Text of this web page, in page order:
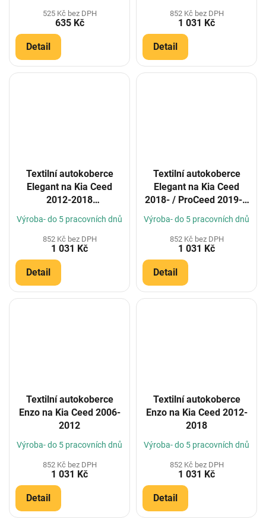
525 Kč bez DPH
635 Kč
Detail
852 Kč bez DPH
1 031 Kč
Detail
Textilní autokoberce
Elegant na Kia Ceed
2012-2018
(Konfigurátor)
Výroba- do 5 pracovních dnů
852 Kč bez DPH
1 031 Kč
Detail
Textilní autokoberce
Elegant na Kia Ceed
2018- / ProCeed 2019- /
X-Ceed 2019-
(Konfigurátor)
Výroba- do 5 pracovních dnů
852 Kč bez DPH
1 031 Kč
Detail
Textilní autokoberce
Enzo na Kia Ceed 2006-
2012
Výroba- do 5 pracovních dnů
852 Kč bez DPH
1 031 Kč
Detail
Textilní autokoberce
Enzo na Kia Ceed 2012-
2018
Výroba- do 5 pracovních dnů
852 Kč bez DPH
1 031 Kč
Detail